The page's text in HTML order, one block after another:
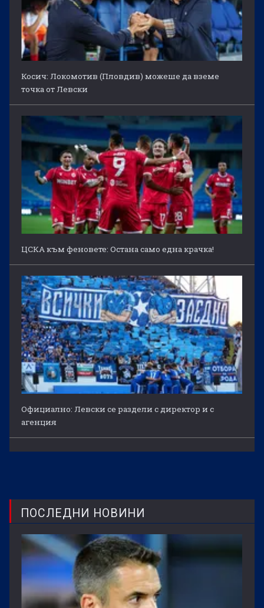
Косич: Локомотив (Пловдив) можеше да вземе
точка от Левски
ЦСКА към феновете: Остана само една крачка!
Официално: Левски се раздели с директор и с
агенция
ПОСЛЕДНИ НОВИНИ